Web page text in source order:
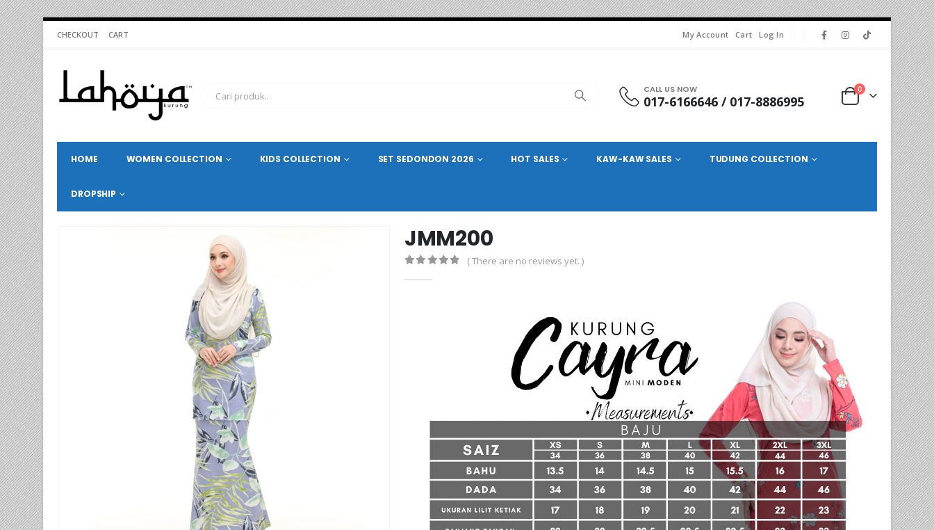
CHECKOUT CART My Account Cart Log In
CALL US NOW
017-6166646 / 017-8886995
0
HOME WOMEN COLLECTION KIDS COLLECTION SET SEDONDON 2026 HOT SALES KAW-KAW SALES TUDUNG COLLECTION
DROPSHIP
JMM200
( There are no reviews yet. )